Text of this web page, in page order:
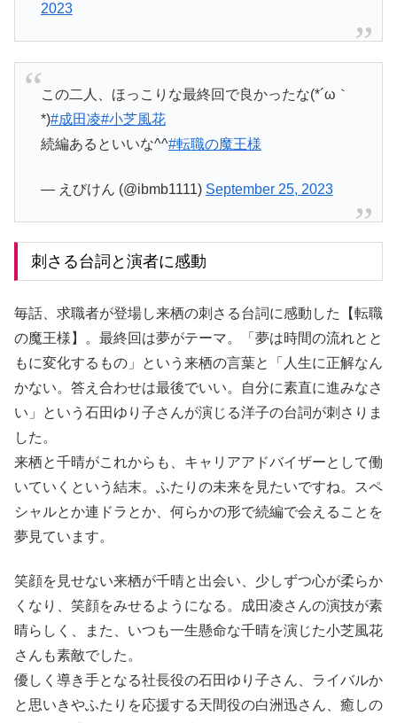
2023
この二人、ほっこりな最終回で良かったな(*´ω｀
*)#成田凌#小芝風花
続編あるといいな^^#転職の魔王様
— えびけん (@ibmb1111) September 25, 2023
刺さる台詞と演者に感動
毎話、求職者が登場し来栖の刺さる台詞に感動した【転職
の魔王様】。最終回は夢がテーマ。「夢は時間の流れとと
もに変化するもの」という来栖の言葉と「人生に正解なん
かない。答え合わせは最後でいい。自分に素直に進みなさ
い」という石田ゆり子さんが演じる洋子の台詞が刺さりま
した。
来栖と千晴がこれからも、キャリアアドバイザーとして働
いていくという結末。ふたりの未来を見たいですね。スペ
シャルとか連ドラとか、何らかの形で続編で会えることを
夢見ています。
笑顔を見せない来栖が千晴と出会い、少しずつ心が柔らか
くなり、笑顔をみせるようになる。成田凌さんの演技が素
晴らしく、また、いつも一生懸命な千晴を演じた小芝風花
さんも素敵でした。
優しく導き手となる社長役の石田ゆり子さん、ライバルか
と思いきやふたりを応援する天間役の白洲迅さん、癒しの